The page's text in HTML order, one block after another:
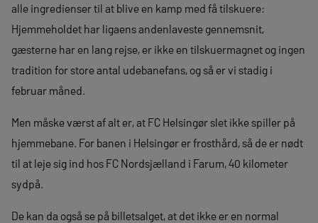
alle ingredienser til at blive en kamp med få tilskuere:
Hjemmeholdet har ligaens andenlaveste gennemsnit,
gæsterne har en lang rejse, er ikke en tilskuermagnet og ingen
tradition for store antal udebanefans, og så er vi stadig i
februar måned.
Men måske værst af alt er, at FC Helsingør slet ikke spiller på
hjemmebane. For banen i Helsingør er frosthård, så de er nødt
til at leje sig ind hos FC Nordsjælland i Farum, 40 kilometer
sydpå.
De kan da også se på billetsalget, at det ikke er en normal